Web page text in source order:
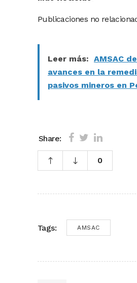
Publicaciones no
Leer más: AMSAC
avances en la
pasivos mineros en
Share:
0
Tags: AMSAC